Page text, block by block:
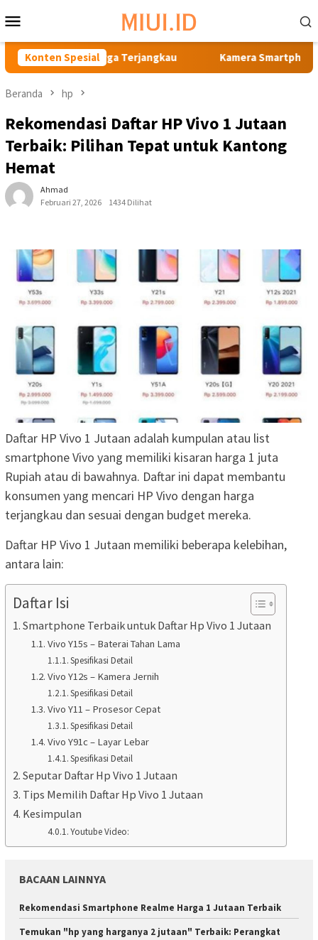
ke
kontenMobile
Konten Spesial
Harga Terjangkau Kamera Smartphone Terbaik
Beranda hp
Rekomendasi Daftar HP Vivo 1 Jutaan
Terbaik: Pilihan Tepat untuk Kantong
Hemat
Ahmad
Februari 27, 2026
1434 Dilihat
Daftar HP Vivo 1 Jutaan adalah kumpulan atau list
smartphone Vivo yang memiliki kisaran harga 1 juta
Rupiah atau di bawahnya. Daftar ini dapat membantu
konsumen yang mencari HP Vivo dengan harga
terjangkau dan sesuai dengan budget mereka.
Daftar HP Vivo 1 Jutaan memiliki beberapa kelebihan,
antara lain:
Daftar Isi
Smartphone Terbaik untuk Daftar Hp Vivo 1 Jutaan
Vivo Y15s – Baterai Tahan Lama
Spesifikasi Detail
Vivo Y12s – Kamera Jernih
Spesifikasi Detail
Vivo Y11 – Prosesor Cepat
Spesifikasi Detail
Vivo Y91c – Layar Lebar
Spesifikasi Detail
Seputar Daftar Hp Vivo 1 Jutaan
Tips Memilih Daftar Hp Vivo 1 Jutaan
Kesimpulan
Youtube Video:
BACAAN LAINNYA
Rekomendasi Smartphone Realme Harga 1 Jutaan Terbaik
Temukan "hp yang harganya 2 jutaan" Terbaik: Perangkat